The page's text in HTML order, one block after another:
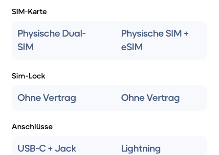
SIM-Karte
Physische Dual-
SIM
Physische SIM +
eSIM
Sim-Lock
Ohne Vertrag Ohne Vertrag
Anschlüsse
USB-C + Jack
Lightning